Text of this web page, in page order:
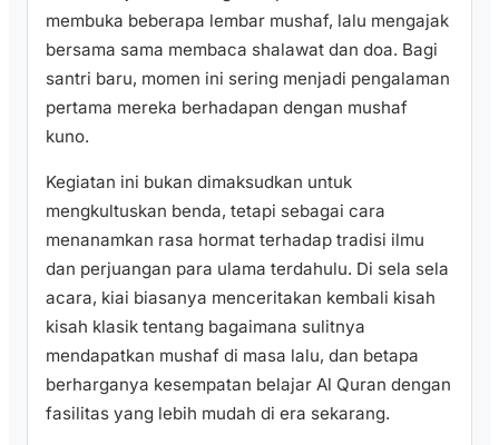
membuka beberapa lembar mushaf, lalu mengajak
bersama sama membaca shalawat dan doa. Bagi
santri baru, momen ini sering menjadi pengalaman
pertama mereka berhadapan dengan mushaf
kuno.
Kegiatan ini bukan dimaksudkan untuk
mengkultuskan benda, tetapi sebagai cara
menanamkan rasa hormat terhadap tradisi ilmu
dan perjuangan para ulama terdahulu. Di sela sela
acara, kiai biasanya menceritakan kembali kisah
kisah klasik tentang bagaimana sulitnya
mendapatkan mushaf di masa lalu, dan betapa
berharganya kesempatan belajar Al Quran dengan
fasilitas yang lebih mudah di era sekarang.